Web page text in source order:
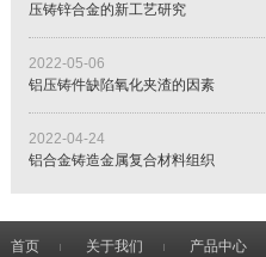
压铸锌合金的新工艺研究
2022-05-06
铝压铸件缺陷氧化夹渣的因素
2022-04-24
铝合金铸造金属复合材料组织
首页 关于我们 产品中心